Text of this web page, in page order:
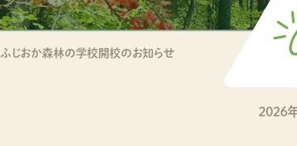
2026
ふじおか森林の学校開校のお知らせ